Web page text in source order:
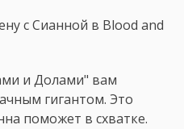
с Сианной в Blood and
и Долами" вам
гигантом. Это
поможет в схватке.